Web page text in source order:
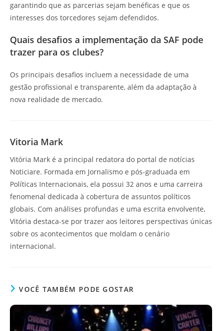
garantindo que as parcerias sejam benéficas e que os
interesses dos torcedores sejam defendidos.
Quais desafios a implementação da SAF pode
trazer para os clubes?
Os principais desafios incluem a necessidade de uma
gestão profissional e transparente, além da adaptação à
nova realidade de mercado.
Vitoria Mark
Vitória Mark é a principal redatora do portal de notícias
Noticiare. Formada em Jornalismo e pós-graduada em
Políticas Internacionais, ela possui 32 anos e uma carreira
fenomenal dedicada à cobertura de assuntos políticos
globais. Com análises profundas e uma escrita envolvente,
Vitória destaca-se por trazer aos leitores perspectivas únicas
sobre os acontecimentos que moldam o cenário
internacional.
VOCÊ TAMBÉM PODE GOSTAR